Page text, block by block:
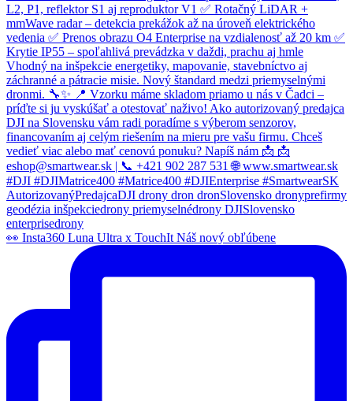
👀 Insta360 Luna Ultra x TouchIt Náš nový obľúbene